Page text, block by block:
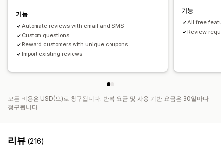
기능
Automate reviews with email and SMS
Custom questions
Reward customers with unique coupons
Import existing reviews
기능
All free
Review
모든 비용은 USD(으)로 청구됩니다. 반복 요금 및 사용 기반 요금은 30일마다
청구됩니다.
리뷰 (216)